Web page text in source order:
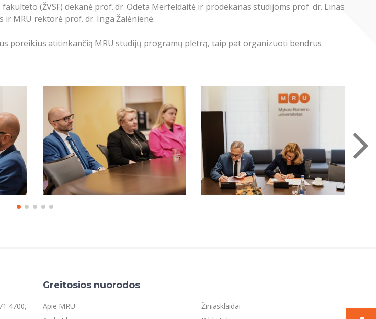
(ŽVSF) dekanė prof. dr. Odeta Merfeldaitė ir prodekanas studijoms prof. dr. Linas
ir MRU rektorė prof. dr. Inga Žalėnienė.
poreikius atitinkančią MRU studijų programų plėtrą, taip pat organizuoti bendrus
4700,
Greitosios nuorodos
Apie MRU
Žiniasklaidai